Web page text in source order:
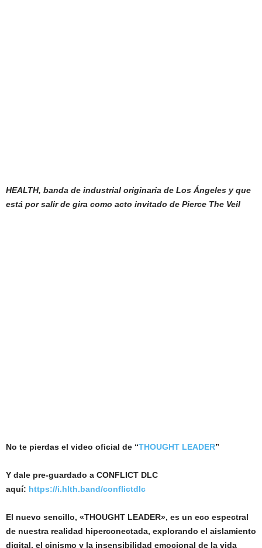
HEALTH, banda de industrial originaria de Los Ángeles y que
está por salir de gira como acto invitado de Pierce The Veil
No te pierdas el video oficial de “THOUGHT LEADER”
Y dale pre-guardado a CONFLICT DLC
aquí: https://i.hlth.band/conflictdlc
El nuevo sencillo, «THOUGHT LEADER», es un eco espectral
de nuestra realidad hiperconectada, explorando el aislamiento
digital, el cinismo y la insensibilidad emocional de la vida